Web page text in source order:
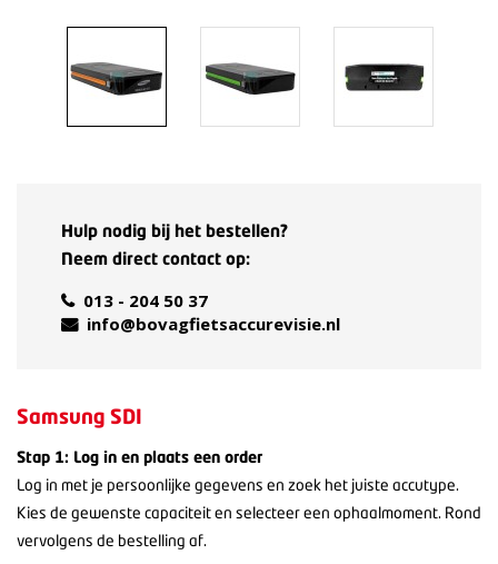
Hulp nodig bij het bestellen?
Neem direct contact op:
013 - 204 50 37
info@bovagfietsaccurevisie.nl
Samsung SDI
Stap 1: Log in en plaats een order
Log in met je persoonlijke gegevens en zoek het juiste accutype.
Kies de gewenste capaciteit en selecteer een ophaalmoment. Rond
vervolgens de bestelling af.